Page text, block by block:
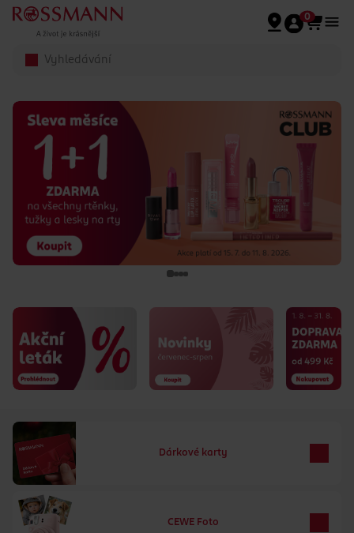
Přeskočit na hlavmní obsah
0
Dárkové karty
CEWE Foto